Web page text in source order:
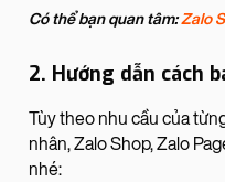
Có thể bạn quan tâm:Zalo
2. Hướng dẫn cách
Tùy theo nhu cầu của
nhân, Zalo Shop, Zalo
nhé: